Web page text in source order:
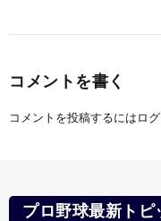
コメントを書く
コメントを投稿するには ロ
プロ野球最新トピ